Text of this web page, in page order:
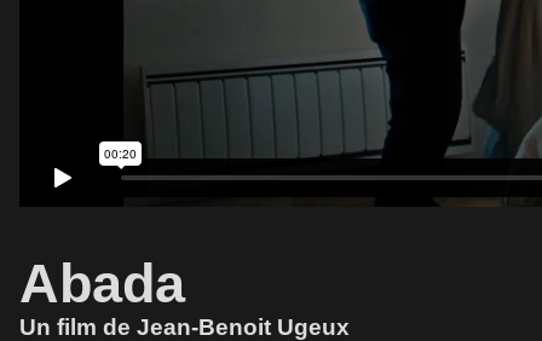
Abada
Un film de Jean-Benoit Ugeux